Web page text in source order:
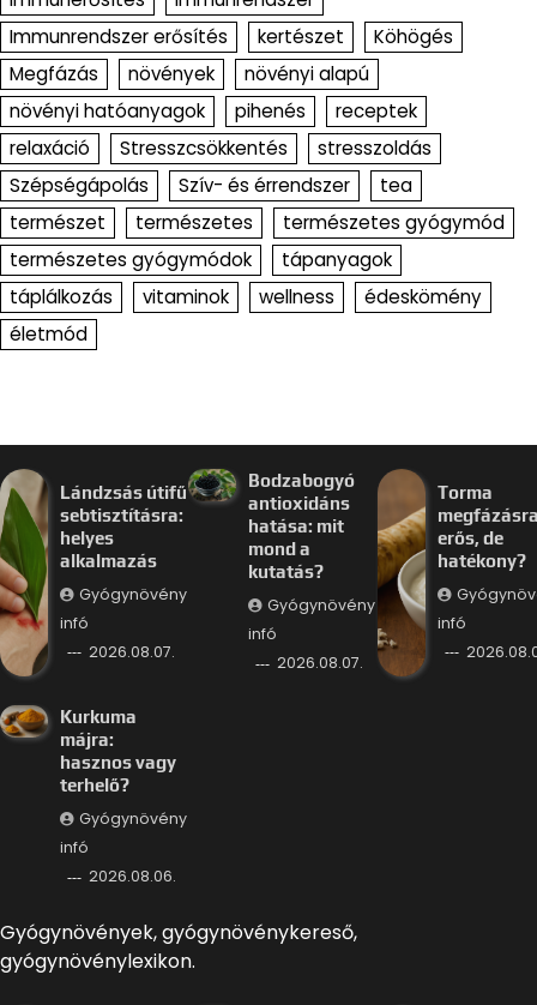
Immunrendszer erősítés
kertészet
Köhögés
Megfázás
növények
növényi alapú
növényi hatóanyagok
pihenés
receptek
relaxáció
Stresszcsökkentés
stresszoldás
Szépségápolás
Szív- és érrendszer
tea
természet
természetes
természetes gyógymód
természetes gyógymódok
tápanyagok
táplálkozás
vitaminok wellness
édeskömény
életmód
Lándzsás útifű
sebtisztításra:
helyes
alkalmazás
Gyógynövény
infó
2026.08.07.
Bodzabogyó
antioxidáns
hatása: mit
mond a
kutatás?
Gyógynövény
infó
2026.08.07.
Torma
erős, de
hatékony?
infó
Kurkuma
májra:
hasznos vagy
terhelő?
Gyógynövény
infó
2026.08.06.
Gyógynövények, gyógynövénykereső,
gyógynövénylexikon.